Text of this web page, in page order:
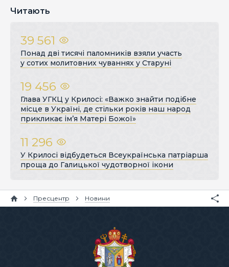
Читають
39 561
Понад дві тисячі паломників взяли участь
у сотих молитовних чуваннях у Старуні
19 456
Глава УГКЦ у Крилосі: «Важко знайти подібне
місце в Україні, де стільки років наш народ
прикликає ім’я Матері Божої»
11 296
У Крилосі відбудеться Всеукраїнська патріарша
проща до Галицької чудотворної ікони
Пресцентр Новини